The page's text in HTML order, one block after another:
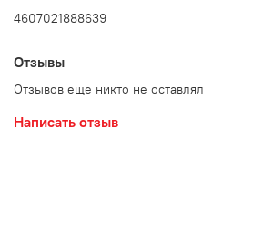
4607021888639
Отзывы
Отзывов еще никто не оставлял
Написать отзыв